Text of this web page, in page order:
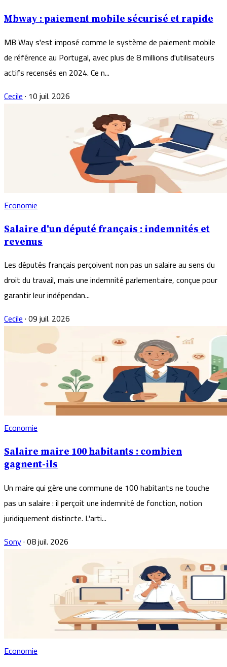
Mbway : paiement mobile sécurisé et rapide
MB Way s'est imposé comme le système de paiement mobile
de référence au Portugal, avec plus de 8 millions d'utilisateurs
actifs recensés en 2024. Ce n...
Cecile· 10 juil. 2026
Economie
Salaire d'un député français : indemnités et
revenus
Les députés français perçoivent non pas un salaire au sens du
droit du travail, mais une indemnité parlementaire, conçue pour
garantir leur indépendan...
Cecile·09 juil. 2026
Economie
Salaire maire 100 habitants : combien
gagnent-ils
Un maire qui gère une commune de 100 habitants ne touche
pas un salaire : il perçoit une indemnité de fonction, notion
juridiquement distincte. L'arti...
Sony·08 juil. 2026
Economie